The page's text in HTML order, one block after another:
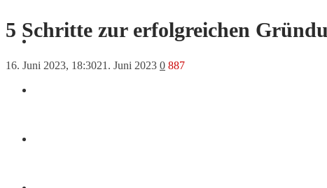
5 Schritte zur erfolgreichen
16. Juni 2023, 18:3021. Juni 2023 0 887